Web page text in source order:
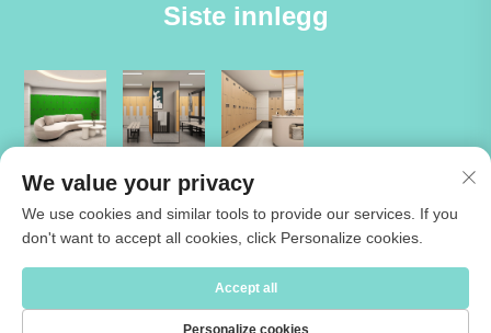
Siste innlegg
Copyright © 2026 Jiangsu Cartmay Industrial Co.,Ltd. Alle rettigheter
We value your privacy
We use cookies and similar tools to provide our services. If you
don't want to accept all cookies, click Personalize cookies.
Personalize cookies
Accept all